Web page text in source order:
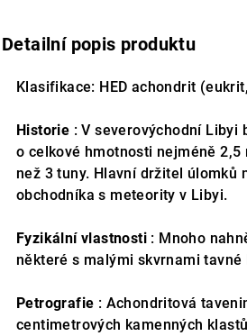
Detailní popis produktu
Klasifikace: HED achondrit
Historie : V severovýchodní Libyi
o celkové hmotnosti nejméně
než 3 tuny. Hlavní držitel úlomků
obchodníka s meteority v Libyi.
Fyzikální vlastnosti : Mnoho
některé s malými skvrnami tavné
Petrografie : Achondritová
centimetrových kamenných